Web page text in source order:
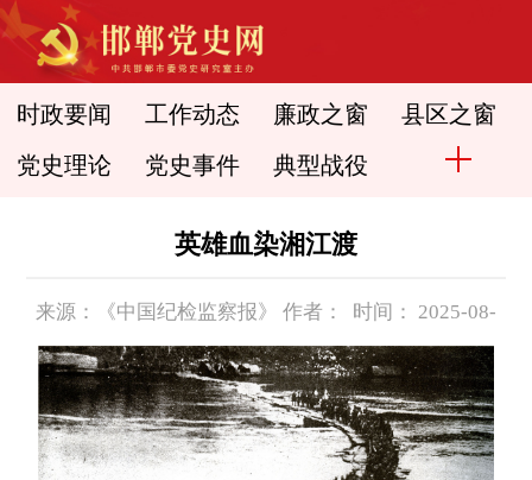
时政要闻 工作动态 廉政之窗 县区之窗
党史理论 党史事件 典型战役
英雄血染湘江渡
来源：《中国纪检监察报》 作者： 时间： 2025-08-
15